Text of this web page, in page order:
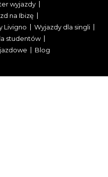
wyjazdy
na Ibizę
Livigno
Wyjazdy dla singli
studentów
Blog